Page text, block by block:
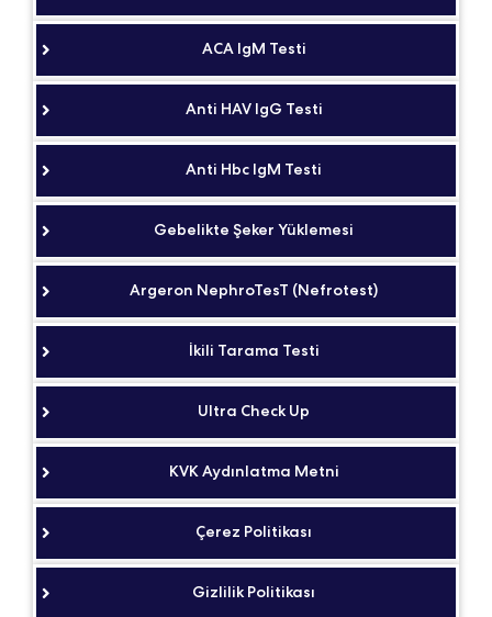
ACA IgM Testi
Anti HAV IgG Testi
Anti Hbc IgM Testi
Gebelikte Şeker Yüklemesi
Argeron NephroTesT (Nefrotest)
İkili Tarama Testi
Ultra Check Up
KVK Aydınlatma Metni
Çerez Politikası
Gizlilik Politikası